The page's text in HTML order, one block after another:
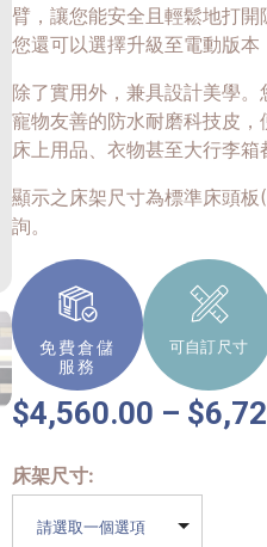
臂，讓您能安全且輕鬆地打開
您還可以選擇升級至電動版本
除了實用外，兼具設計美學
寵物友善的防水耐磨科技皮
床上用品、衣物甚至大行李箱
顯示之床架尺寸為標準床頭
詢。
免費倉儲
服務
可自訂尺寸
$4,560.00 – $
床架尺寸
請選取一個選項